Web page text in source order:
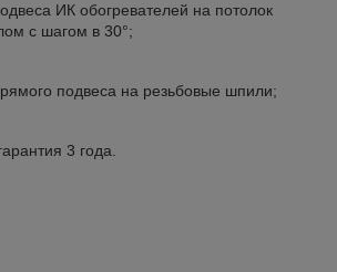
ИК обогревателей на потолок
с шагом в 30°;
подвеса на резьбовые шпили;
3 года.